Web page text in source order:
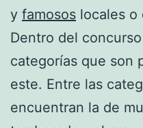
y famosos locales o
Dentro del
categorías que son
este. Entre las
encuentran la de